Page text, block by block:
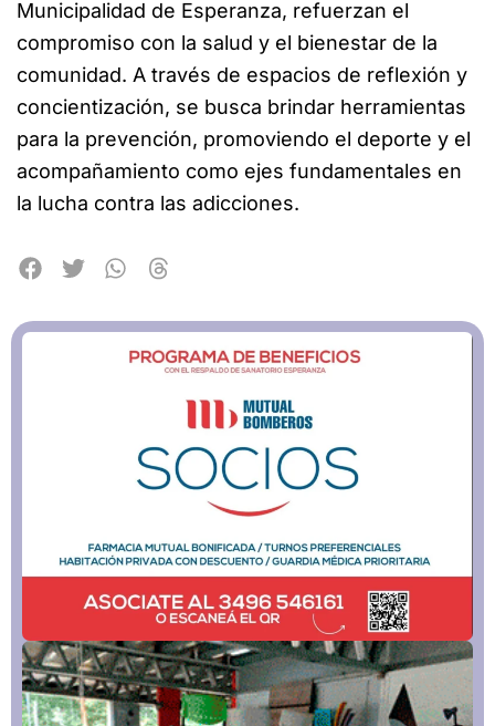
Municipalidad de Esperanza, refuerzan el
compromiso con la salud y el bienestar de la
comunidad. A través de espacios de reflexión y
concientización, se busca brindar herramientas
para la prevención, promoviendo el deporte y el
acompañamiento como ejes fundamentales en
la lucha contra las adicciones.